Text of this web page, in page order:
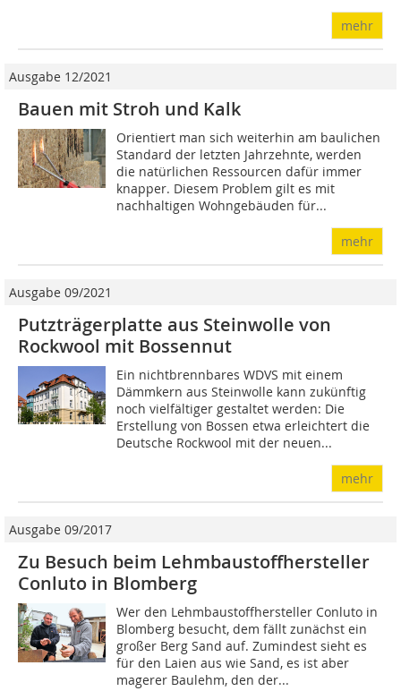
mehr
Ausgabe 12/2021
Bauen mit Stroh und Kalk
Orientiert man sich weiterhin am baulichen
Standard der letzten Jahrzehnte, werden
die natürlichen Ressourcen dafür immer
knapper. Diesem Problem gilt es mit
nachhaltigen Wohn­gebäuden für...
mehr
Ausgabe 09/2021
Putzträgerplatte aus Steinwolle von
Rockwool mit Bossennut
Ein nichtbrennbares WDVS mit einem
Dämmkern aus Steinwolle kann zukünftig
noch vielfältiger gestaltet werden: Die
Erstellung von Bossen etwa erleichtert die
Deutsche Rockwool mit der neuen...
mehr
Ausgabe 09/2017
Zu Besuch beim Lehmbaustoffhersteller
Conluto in Blomberg
Wer den Lehmbaustoffhersteller Conluto in
Blomberg besucht, dem fällt zunächst ein
großer Berg Sand auf. Zumindest sieht es
für den Laien aus wie Sand, es ist aber
magerer Baulehm, den der...